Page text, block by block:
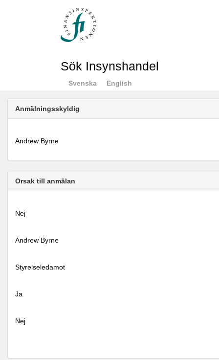
Sök Insynshandel
Svenska English
Anmälningsskyldig
Andrew Byrne
Orsak till anmälan
Nej
Andrew Byrne
Styrelseledamot
Ja
Nej